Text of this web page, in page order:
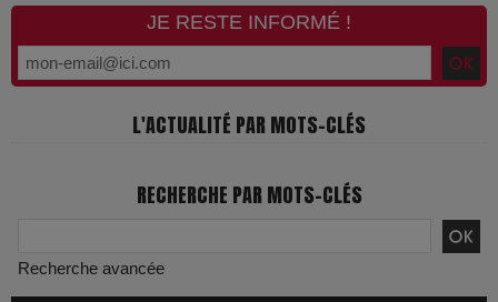
JE RESTE INFORMÉ !
L'ACTUALITÉ PAR MOTS-CLÉS
RECHERCHE PAR MOTS-CLÉS
Recherche avancée